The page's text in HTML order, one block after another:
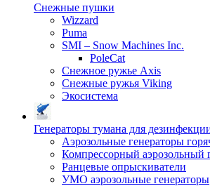
Снежные пушки
Wizzard
Puma
SMI – Snow Machines Inc.
PoleCat
Снежное ружье Axis
Снежные ружья Viking
Экосистема
Генераторы тумана для
Аэрозольные генераторы
Компрессорный аэрозольный
Ранцевые опрыскиватели
УМО аэрозольные генераторы